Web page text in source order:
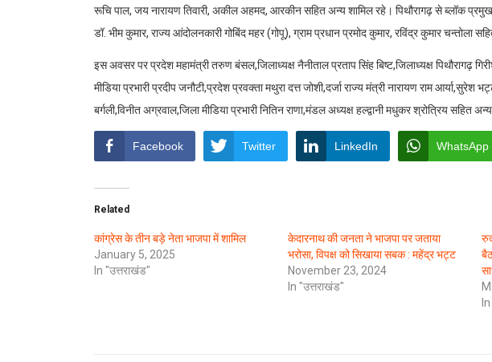
रूचि पाल, जय नारायण तिवारी, अकील अहमद, आरकीन सहित अन्य शामिल रहे। पिथौरागढ़ से ब्लॉक प्रमुख
डॉ. भीम कुमार, राज्य आंदोलनकारी गोबिंद महर (गोपू), ग्राम प्रधान प्रमोद कुमार, रविंद्र कुमार चन्तोला
इस अवसर पर प्रदेश महामंत्री तरुण बंसल,जिलाध्यक्ष नैनीताल प्रताप सिंह बिष्ट,जिलाध्यक्ष पिथौरागढ़
मीडिया प्रभारी प्रदीप जनौटी,प्रदेश प्रवक्ता मथुरा दत्त जोशी,दर्जा राज्य मंत्री नारायण राम आर्या,सुरेश
बर्गली,विनीत अग्रवाल,जिला मीडिया प्रभारी नितिन राणा,मंडल अध्यक्ष हल्द्वानी मधुकर श्रोत्रिय सहित
Facebook Twitter LinkedIn WhatsApp
Related
कांग्रेस के तीन बड़े नेता भाजपा में शामिल
January 5, 2025
In "उत्तराखंड"
केदारनाथ की जनता ने भाजपा पर जताया
भरोसा, विपक्ष को सिखाया सबक : महेंद्र भट्ट
November 23, 2024
In "उत्तराखंड"
In